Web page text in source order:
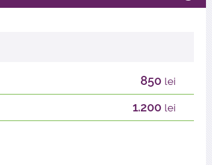
850 lei
1.200 lei